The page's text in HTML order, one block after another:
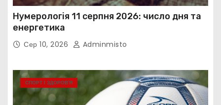
Нумерологія 11 серпня 2026: число дня та
енергетика
Сер 10, 2026 Adminmisto
СПОРТ І ЗДОРОВ’Я